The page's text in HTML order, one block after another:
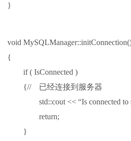
}
void
{
if ( IsConnected )
{// 已经连接到服务器
std::cout << “Is connected to
return;
}